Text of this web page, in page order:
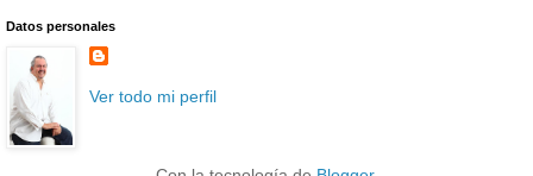
Datos personales
Ver todo mi perfil